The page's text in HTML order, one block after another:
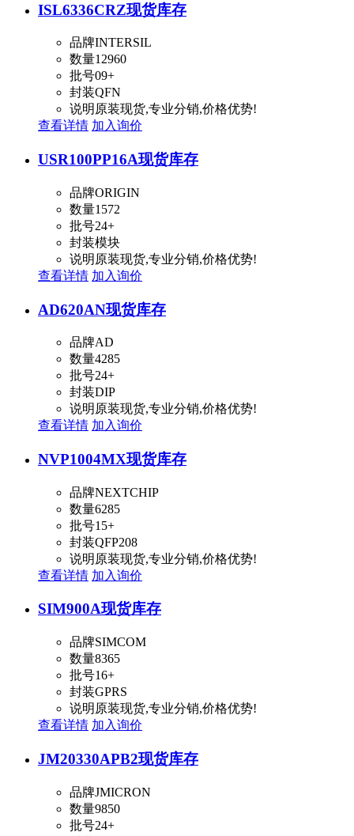
ISL6336CRZ现货库存
品牌INTERSIL
数量12960
批号09+
封装QFN
说明原装现货,专业分销,价格优势!
查看详情 加入询价
USR100PP16A现货库存
品牌ORIGIN
数量1572
批号24+
封装模块
说明 原装现货,专业分销,价格优势!
查看详情 加入询价
AD620AN现货库存
品牌AD
数量4285
批号24+
封装DIP
说明 原装现货,专业分销,价格优势!
查看详情 加入询价
NVP1004MX现货库存
品牌NEXTCHIP
数量6285
批号15+
封装QFP208
说明 原装现货,专业分销,价格优势!
查看详情 加入询价
SIM900A现货库存
品牌SIMCOM
数量8365
批号16+
封装GPRS
说明 原装现货,专业分销,价格优势!
查看详情 加入询价
JM20330APB2现货库存
品牌JMICRON
数量9850
批号24+